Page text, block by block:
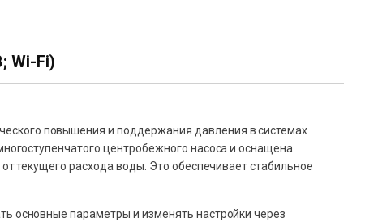
Wi-Fi)
повышения и поддержания давления в системах
центробежного насоса и оснащена
текущего расхода воды. Это обеспечивает стабильное
основные параметры и изменять настройки через